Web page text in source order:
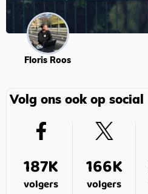
Floris Roos
Volg ons ook op social
187K
volgers
166K
volgers